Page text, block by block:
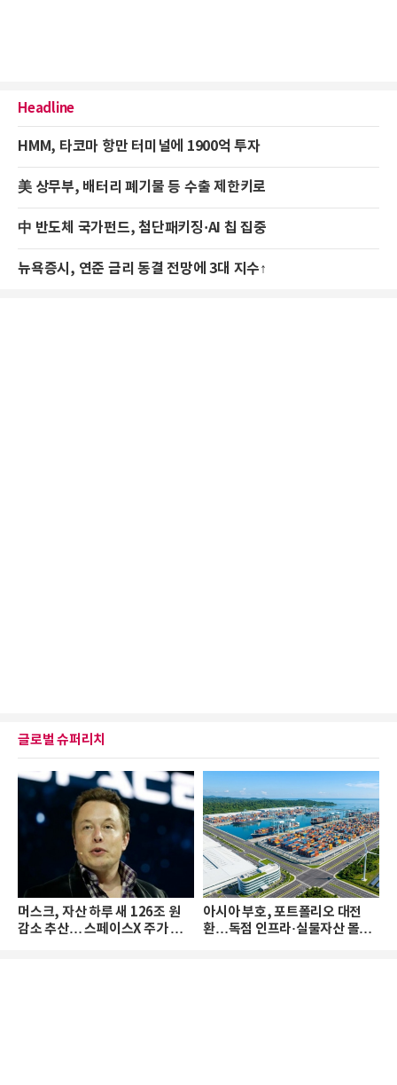
Headline
HMM, 타코마 항만 터미널에 1900억 투자
美 상무부, 배터리 폐기물 등 수출 제한키로
中 반도체 국가펀드, 첨단패키징·AI 칩 집중
뉴욕증시, 연준 금리 동결 전망에 3대 지수↑
글로벌 슈퍼리치
머스크, 자산 하루 새 126조 원
감소 추산… 스페이스X 주가 하
아시아 부호, 포트폴리오 대전
환…독점 인프라·실물자산 몰린